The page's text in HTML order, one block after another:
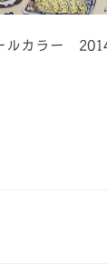
カラー